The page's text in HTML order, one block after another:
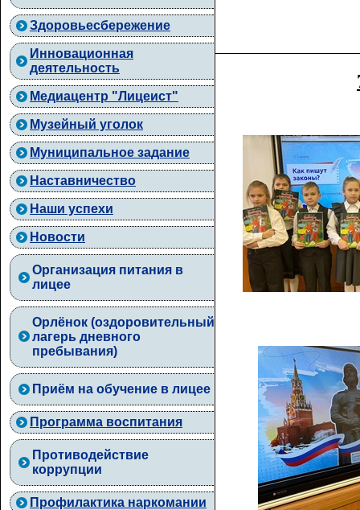
Здоровьесбережение
Инновационная
деятельность
Медиацентр "Лицеист"
Музейный уголок
Муниципальное задание
Наставничество
Наши успехи
Новости
Организация питания в
лицее
Орлёнок (оздоровительный
лагерь дневного
пребывания)
Приём на обучение в лицее
Программа воспитания
Противодействие
коррупции
Профилактика наркомании